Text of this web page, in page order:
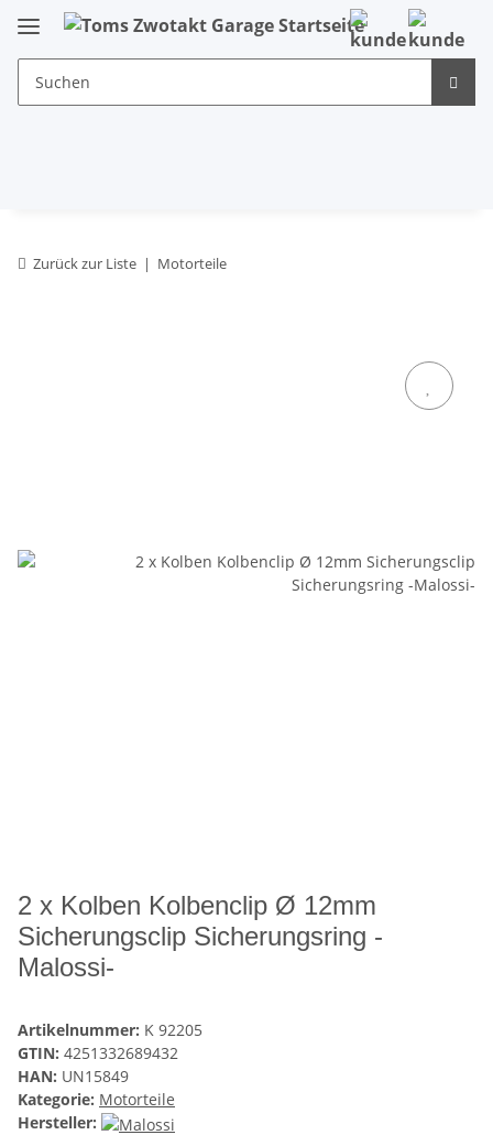
Zurück zur Liste Motorteile
2 x Kolben Kolbenclip Ø 12mm
Sicherungsclip Sicherungsring -
Malossi-
Artikelnummer: K 92205
GTIN: 4251332689432
HAN: UN15849
Kategorie: Motorteile
Hersteller: